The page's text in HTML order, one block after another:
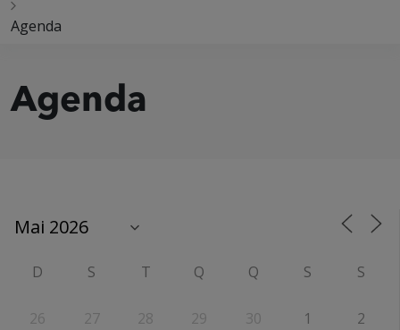
Agenda
Agenda
D S T Q Q S S
26 27 28 29 30 1 2